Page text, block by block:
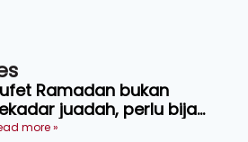
Ramadan bukan
juadah, perlu bijak
dan selamat
more »